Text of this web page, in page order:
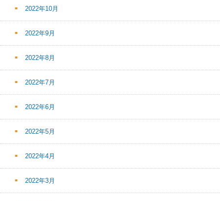
2022年10月
2022年9月
2022年8月
2022年7月
2022年6月
2022年5月
2022年4月
2022年3月